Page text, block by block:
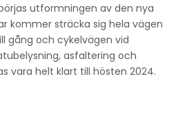
utformningen av den nya
kommer sträcka sig hela vägen
gång och cykelvägen vid
asfaltering och
vara helt klart till hösten 2024.